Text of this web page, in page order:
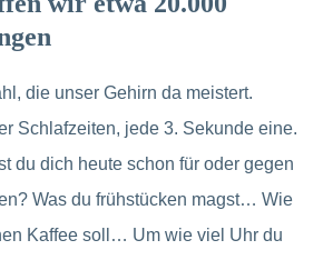
die unser Gehirn da meistert.
Schlafzeiten, jede 3. Sekunde eine.
du dich heute schon für oder gegen
Was du frühstücken magst… Wie
Kaffee soll… Um wie viel Uhr du